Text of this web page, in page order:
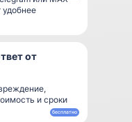
удобнее
от
и сроки
бесплатно